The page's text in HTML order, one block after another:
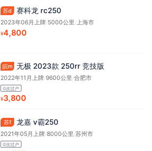
苏d 赛科龙 rc250
2023年06月上牌/5000公里 /上海市
¥4,800
皖m 无极 2023款 250rr 竞技版
2022年11月上牌/9600公里 /合肥市
0次过户
¥3,800
苏f 龙嘉 v霸250
2021年05月上牌/8000公里 /苏州市
0次过户